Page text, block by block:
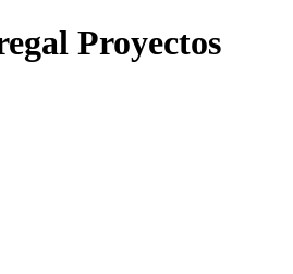
Proyectos